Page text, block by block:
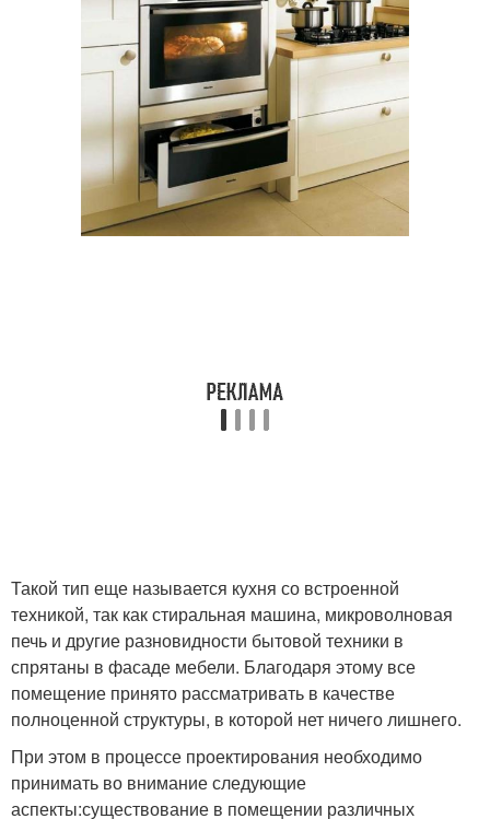
Такой тип еще называется кухня со встроенной
техникой, так как стиральная машина, микроволновая
печь и другие разновидности бытовой техники в
спрятаны в фасаде мебели. Благодаря этому все
помещение принято рассматривать в качестве
полноценной структуры, в которой нет ничего лишнего.
При этом в процессе проектирования необходимо
принимать во внимание следующие
аспекты:существование в помещении различных